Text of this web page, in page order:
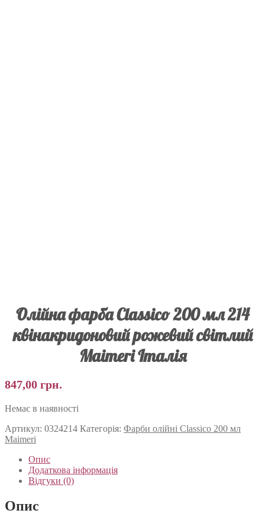
Олійна фарба Classico 200 мл 214
квінакридоновий рожевий світлий
Maimeri Італія
847,00 грн.
Немає в наявності
Артикул: 0324214 Категорія: Фарби олійні Classico 200 мл
Maimeri
Опис
Додаткова інформація
Відгуки (0)
Опис